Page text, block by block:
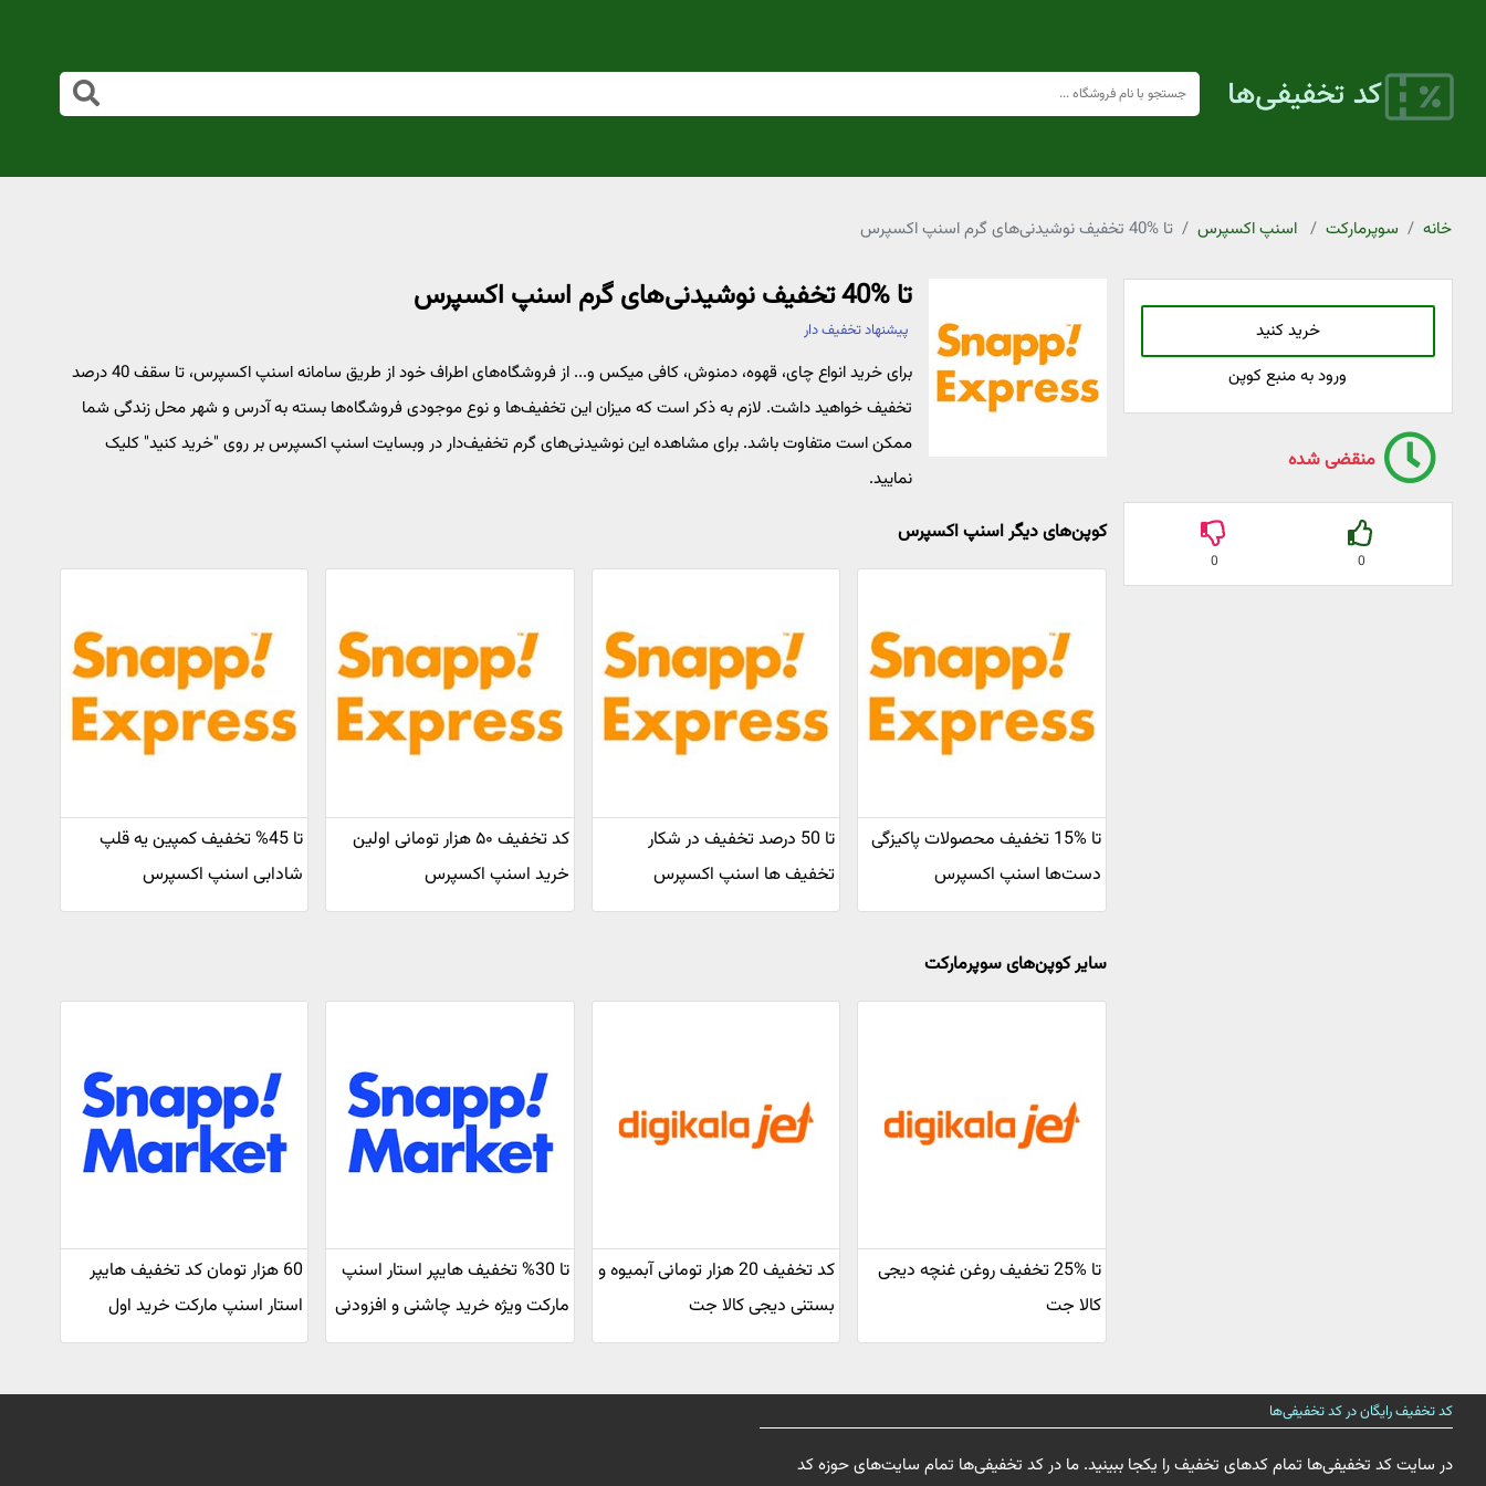
خانه سوپرمارکت اسنپ اکسپرس تا %40 تخفیف نوشیدنی‌های گرم اسنپ اکسپرس
خرید کنید
ورود به منبع کوپن
منقضی شده
0
0
تا %40 تخفیف نوشیدنی‌های گرم اسنپ اکسپرس
پیشنهاد تخفیف دار
برای خرید انواع چای، قهوه، دمنوش، کافی میکس و... از فروشگاه‌های اطراف خود از طریق سامانه اسنپ اکسپرس، تا سقف 40 درصد
تخفیف خواهید داشت. لازم به ذکر است که میزان این تخفیف‌ها و نوع موجودی فروشگاه‌ها بسته به آدرس و شهر محل زندگی شما
ممکن است متفاوت باشد. برای مشاهده این نوشیدنی‌های گرم تخفیف‌دار در وبسایت اسنپ اکسپرس بر روی "خرید کنید" کلیک
نمایید.
کوپن‌های دیگر اسنپ اکسپرس
تا %15 تخفیف محصولات پاکیزگی
دست‌ها اسنپ اکسپرس
تا 50 درصد تخفیف در شکار
تخفیف ها اسنپ اکسپرس
کد تخفیف ۵۰ هزار تومانی اولین
خرید اسنپ اکسپرس
تا 45% تخفیف کمپین یه قلپ
شادابی اسنپ اکسپرس
سایر کوپن‌های سوپرمارکت
تا %25 تخفیف روغن غنچه دیجی
کالا جت
کد تخفیف 20 هزار تومانی آبمیوه و
بستنی دیجی کالا جت
تا 30% تخفیف هایپر استار اسنپ
مارکت ویژه خرید چاشنی و افزودنی
60 هزار تومان کد تخفیف هایپر
استار اسنپ مارکت خرید اول
کد تخفیف رایگان در کد تخفیفی‌ها
در سایت کد تخفیفی‌ها تمام کدهای تخفیف را یکجا ببینید. ما در کد تخفیفی‌ها تمام سایت‌های حوزه کد